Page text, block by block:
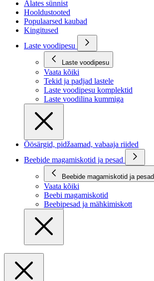
Alates sünnist
Hooldustooted
Populaarsed kaubad
Kingitused
Laste voodipesu
Laste voodipesu
Vaata kõiki
Tekid ja padjad lastele
Laste voodipesu komplektid
Laste voodilina kummiga
Öösärgid, pidžaamad, vabaaja riided
Beebide magamiskotid ja pesad
Beebide magamiskotid ja pesad
Vaata kõiki
Beebi magamiskotid
Beebipesad ja mähkimiskott